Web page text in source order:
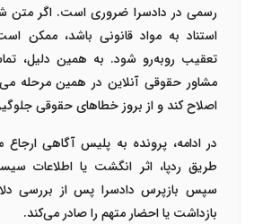
رسمی در دادسرا ضروری است. اگر متن
استناد به مواد قانونی باشد، ممکن
تعقیب روبه‌رو شود. به همین دلیل،
مشاور حقوقی آنلاین در همین مرحله
اصلاح کند و از بروز خطاهای حقوقی
در ادامه، پرونده به پلیس آگاهی ارجاع
طریق ردپا، اثر انگشت یا اطلاعات
سپس بازپرس دادسرا پس از بررسی
بازداشت یا احضار متهم را صادر می‌کند.